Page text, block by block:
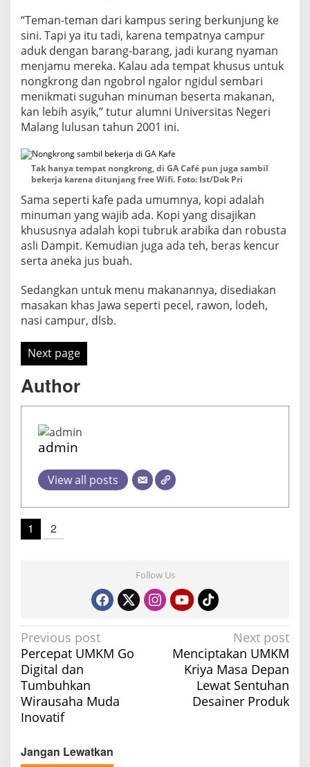
“Teman-teman dari kampus sering berkunjung ke
sini. Tapi ya itu tadi, karena tempatnya campur
aduk dengan barang-barang, jadi kurang nyaman
menjamu mereka. Kalau ada tempat khusus untuk
nongkrong dan ngobrol ngalor ngidul sembari
menikmati suguhan minuman beserta makanan,
kan lebih asyik,” tutur alumni Universitas Negeri
Malang lulusan tahun 2001 ini.
Tak hanya tempat nongkrong, di GA Café pun juga sambil
bekerja karena ditunjang free Wifi. Foto: Ist/Dok Pri
Sama seperti kafe pada umumnya, kopi adalah
minuman yang wajib ada. Kopi yang disajikan
khususnya adalah kopi tubruk arabika dan robusta
asli Dampit. Kemudian juga ada teh, beras kencur
serta aneka jus buah.
Sedangkan untuk menu makanannya, disediakan
masakan khas Jawa seperti pecel, rawon, lodeh,
nasi campur, dlsb.
Next page
Author
admin
View all posts
1 2
Follow Us
P
o
s
t
n
v
Previous post
Percepat UMKM Go
Digital dan
Tumbuhkan
Wirausaha Muda
Inovatif
Next post
Menciptakan UMKM
Kriya Masa Depan
Lewat Sentuhan
Desainer Produk
Jangan Lewatkan